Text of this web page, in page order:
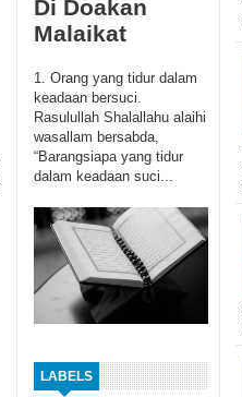
Di Doakan
Malaikat
1. Orang yang tidur dalam
keadaan bersuci.
Rasulullah Shalallahu alaihi
wasallam bersabda,
“Barangsiapa yang tidur
dalam keadaan suci...
LABELS